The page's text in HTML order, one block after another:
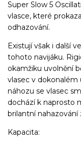
Super Slow 5
vlasce, které
odhazování.
Existují však i další
tohoto navijáku.
okamžiku uvolnění
vlasec v
náhozu se vlasec
dochází k naprosto
brilantní
Kapacita: